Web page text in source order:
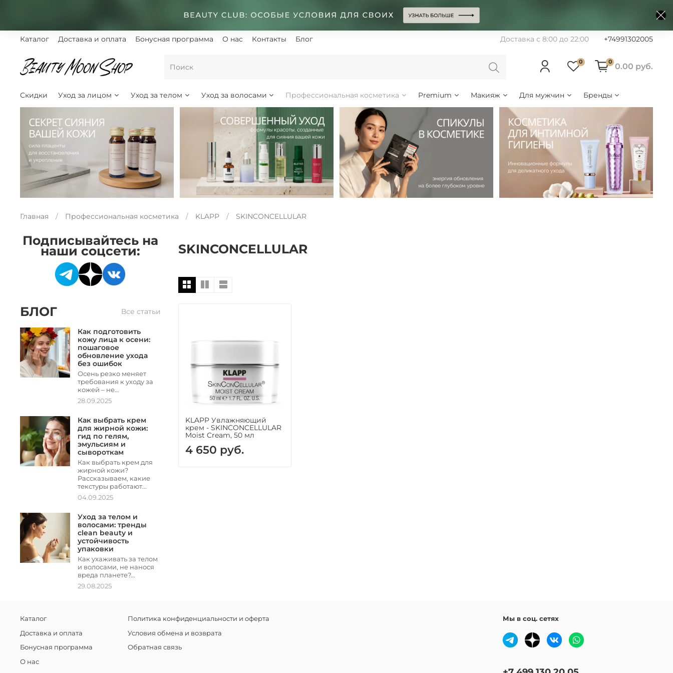
Каталог Доставка и оплата Бонусная программа О нас Контакты Блог Доставка с 8:00 до 22:00 +74991302005
0 0 0.00 руб.
Скидки Уход за лицом Уход за телом Уход за волосами Профессиональная косметика Premium Макияж Для мужчин Бренды
Главная Профессиональная косметика KLAPP SKINCONCELLULAR
SKINCONCELLULAR
KLAPP Увлажняющий
крем - SKINCONCELLULAR
Moist Cream, 50 мл
4 650 руб.
Подписывайтесь на
наши соцсети:
БЛОГ Все статьи
Как подготовить
кожу лица к осени:
пошаговое
обновление ухода
без ошибок
Осень резко меняет
требования к уходу за
кожей – не...
28.09.2025
Как выбрать крем
для жирной кожи:
гид по гелям,
эмульсиям и
сывороткам
Как выбрать крем для
жирной кожи?
Рассказываем, какие
текстуры работают...
04.09.2025
Уход за телом и
волосами: тренды
clean beauty и
устойчивость
упаковки
Как ухаживать за телом
и волосами, не нанося
вреда планете?...
29.08.2025
Каталог
Доставка и оплата
Бонусная программа
О нас
Политика конфиденциальности и оферта
Условия обмена и возврата
Обратная связь
Мы в соц. сетях